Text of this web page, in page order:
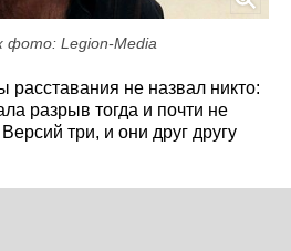
фото: Legion-Media
не назвал никто:
разрыв тогда и почти не
три, и они друг другу